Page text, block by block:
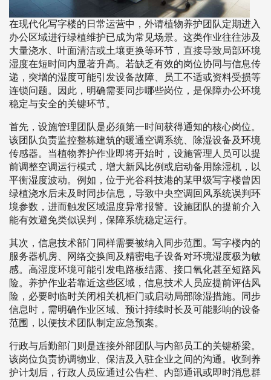
在现代化写字楼的日常运营中，外请植物养护团队定期进入
办公区域进行绿植维护已成为常见场景。这类作业往往涉及
大量浇水、叶面清洁或土壤更换等环节，直接导致局部环境
湿度在短时间内显著升高。若缺乏有效的岗位协同与信息传
递，突增的湿度可能引发设备故障、员工不适或资料受损等
连锁问题。因此，明确需要同步哪些岗位，是保障办公环境
稳定与安全的关键环节。
首先，设施管理团队是必须第一时间获得通知的核心岗位。
该团队负责监控整栋建筑的暖通空调系统、除湿设备及环境
传感器。当植物养护作业即将开始时，设施管理人员可以提
前调整空调运行模式，增大新风比例或启动备用除湿机，以
平衡湿度波动。例如，位于光谷科技港的某甲级写字楼曾因
绿植浇水后未及时同步信息，导致中央空调回风系统误判环
境参数，进而触发区域温度异常报警。设施团队的提前介入
能有效避免类似误判，保障系统稳定运行。
其次，信息技术部门同样需要被纳入同步范围。写字楼内的
服务器机房、网络交换间及精密电子设备对环境湿度极为敏
感。高湿度环境可能引发电路板结露、接口氧化甚至短路风
险。养护作业若靠近这些区域，信息技术人员应提前评估风
险，必要时临时关闭相关机柜门或启动局部除湿措施。同步
信息时，需明确作业区域、预计持续时长及可能影响的设备
范围，以便技术团队制定应急预案。
行政与后勤部门则是连接外部团队与内部员工的关键桥梁。
该岗位负责协调物业、保洁及入驻企业之间的沟通。收到养
护计划后，行政人员应通过公告栏、内部通讯或即时消息群